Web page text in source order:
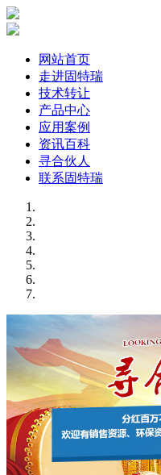
网站首页
走进固特瑞
技术转让
产品中心
应用案例
资讯百科
寻合伙人
联系固特瑞